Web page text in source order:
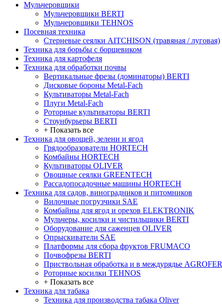
Мульчеровщики
Мульчеровщики BERTI
Мульчеровщики TEHNOS
Посевная техника
Стерневые сеялки AITCHISON (травяная / луговая)
Техника для борьбы с борщевиком
Техника для картофеля
Техника для обработки почвы
Вертикальные фрезы (доминаторы) BERTI
Дисковые бороны Metal-Fach
Культиваторы Metal-Fach
Плуги Metal-Fach
Роторные культиваторы BERTI
Стоунбурьеры BERTI
+ Показать все
Техника для овощей, зелени и ягод
Грядообразователи HORTECH
Комбайны HORTECH
Культиваторы OLIVER
Овощные сеялки GREENTECH
Рассадопосадочные машины HORTECH
Техника для садов, виноградников и питомников
Вилочные погрузчики SAE
Комбайны для ягод и орехов ELEKTRONIK
Мульчеры, косилки и чистильщики BERTI
Оборудование для саженцев OLIVER
Опрыскиватели SAE
Платформы для сбора фруктов FRUMACO
Почвофрезы BERTI
Приствольная обработка и в междурядье AGROFER
Роторные косилки TEHNOS
+ Показать все
Техника для табака
Техника для производства табака Oliver